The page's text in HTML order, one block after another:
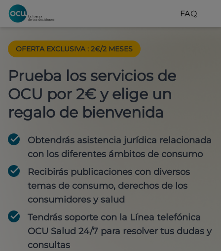
FAQ
OFERTA EXCLUSIVA : 2€/2 MESES
Prueba los servicios de
OCU por 2€ y elige un
regalo de bienvenida
Obtendrás asistencia jurídica relacionada
con los diferentes ámbitos de consumo
Recibirás publicaciones con diversos
temas de consumo, derechos de los
consumidores y salud
Tendrás soporte con la Línea telefónica
OCU Salud 24/7 para resolver tus dudas y
consultas